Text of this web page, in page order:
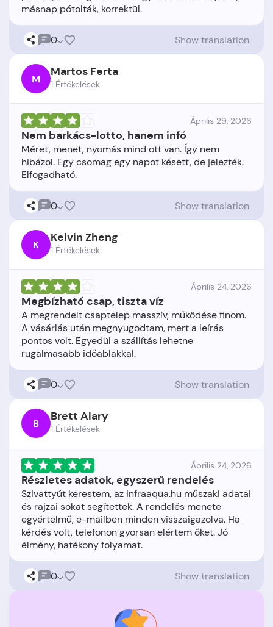
0 Show translation
M Martos Ferta
1 Értékelések
Április 29, 2026
Nem barkács-lotto, hanem infó
Méret, menet, nyomás mind ott van. Így nem
hibázol. Egy csomag egy napot késett, de jelezték.
0 Show translation
K Kelvin Zheng
1 Értékelések
Április 24, 2026
Megbízható csap, tiszta víz
A megrendelt csaptelep masszív, működése finom.
A vásárlás után megnyugodtam, mert a leírás
pontos volt. Egyedül a szállítás lehetne
0 Show translation
B Brett Alary
1 Értékelések
Április 24, 2026
Részletes adatok, egyszerű rendelés
Szivattyút kerestem, az infraaqua.hu műszaki adatai
és rajzai sokat segítettek. A rendelés menete
egyértelmű, e-mailben minden visszaigazolva. Ha
kérdés volt, telefonon gyorsan elértem őket. Jó
0 Show translation